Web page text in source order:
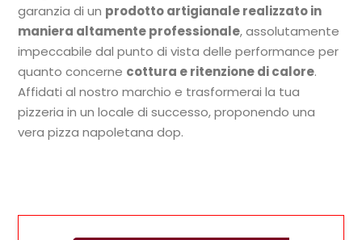
garanzia di un prodotto artigianale realizzato in
maniera altamente professionale, assolutamente
impeccabile dal punto di vista delle performance per
quanto concerne cottura e ritenzione di calore.
Affidati al nostro marchio e trasformerai la tua
pizzeria in un locale di successo, proponendo una
vera pizza napoletana dop.